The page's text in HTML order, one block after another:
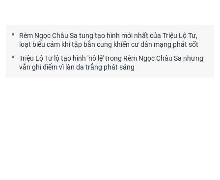
Rèm Ngọc Châu Sa tung tạo hình mới nhất của Triệu Lộ Tư,
loạt biểu cảm khi tập bắn cung khiến cư dân mạng phát sốt
Triệu Lộ Tư lộ tạo hình 'nô lệ' trong Rèm Ngọc Châu Sa nhưng
vẫn ghi điểm vì làn da trắng phát sáng